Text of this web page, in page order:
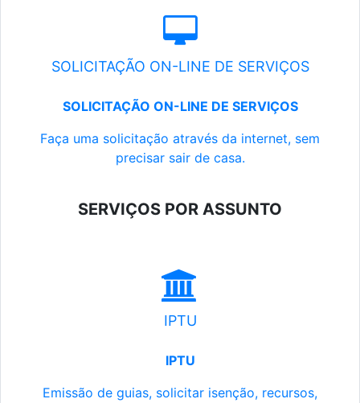
SOLICITAÇÃO ON-LINE DE SERVIÇOS
SOLICITAÇÃO ON-LINE DE SERVIÇOS
Faça uma solicitação através da internet, sem
precisar sair de casa.
SERVIÇOS POR ASSUNTO
IPTU
IPTU
Emissão de guias, solicitar isenção, recursos,